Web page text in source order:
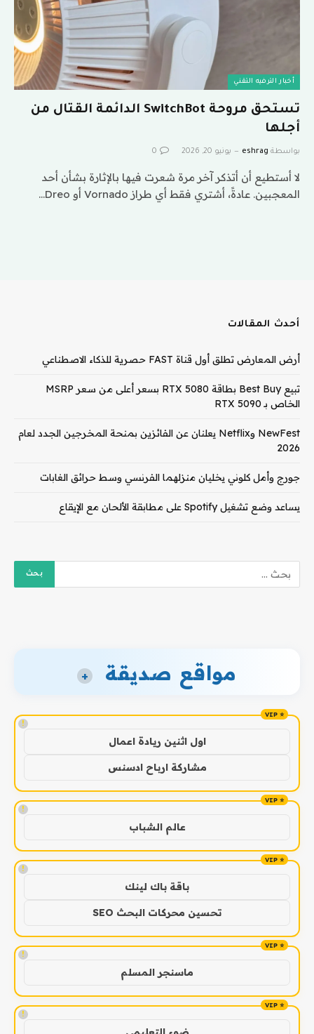
أخبار الترفيه التقني
تستحق مروحة SwitchBot الدائمة القتال من
أجلها
بواسطة eshrag يونيو 20, 2026 0
لا أستطيع أن أتذكر آخر مرة شعرت فيها بالإثارة بشأن أحد
المعجبين. عادةً، أشتري فقط أي طراز Vornado أو Dreo…
أحدث المقالات
أرض المعارض تطلق أول قناة FAST حصرية للذكاء الاصطناعي
تبيع Best Buy بطاقة RTX 5080 بسعر أعلى من سعر MSRP
الخاص بـ RTX 5090
NewFest وNetflix يعلنان عن الفائزين بمنحة المخرجين الجدد لعام
2026
جورج وأمل كلوني يخليان منزلهما الفرنسي وسط حرائق الغابات
يساعد وضع تشغيل Spotify على مطابقة الألحان مع الإيقاع
مواقع صديقة +
!
اول اثنين ريادة اعمال
مشاركة ارباح ادسنس
!
عالم الشباب
!
باقة باك لينك
تحسين محركات البحث SEO
!
ماسنجر المسلم
!